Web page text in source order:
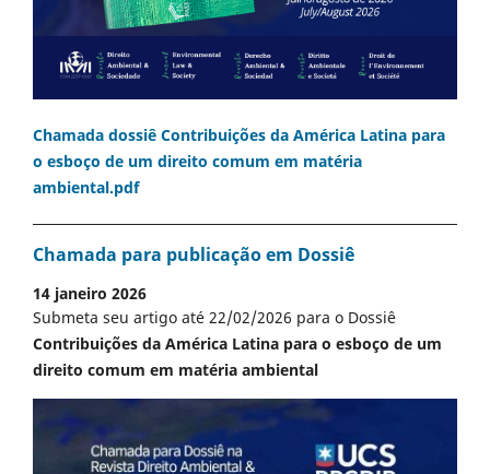
Chamada dossiê Contribuições da América Latina para
o esboço de um direito comum em matéria
ambiental.pdf
Chamada para publicação em Dossiê
14 janeiro 2026
Submeta seu artigo até 22/02/2026 para o Dossiê
Contribuições da América Latina para o esboço de um
direito comum em matéria ambiental